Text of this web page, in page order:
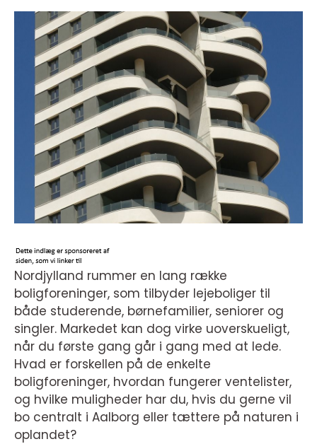
Nordjylland rummer en lang række
boligforeninger, som tilbyder lejeboliger til
både studerende, børnefamilier, seniorer og
singler. Markedet kan dog virke uoverskueligt,
når du første gang går i gang med at lede.
Hvad er forskellen på de enkelte
boligforeninger, hvordan fungerer ventelister,
og hvilke muligheder har du, hvis du gerne vil
bo centralt i Aalborg eller tættere på naturen i
oplandet?